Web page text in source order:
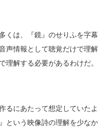
は、『鏡』のせりふを字
声情報として聴覚だけで理
解する必要があるわけだ。
にあたって想定していた
いう映像詩の理解を少な